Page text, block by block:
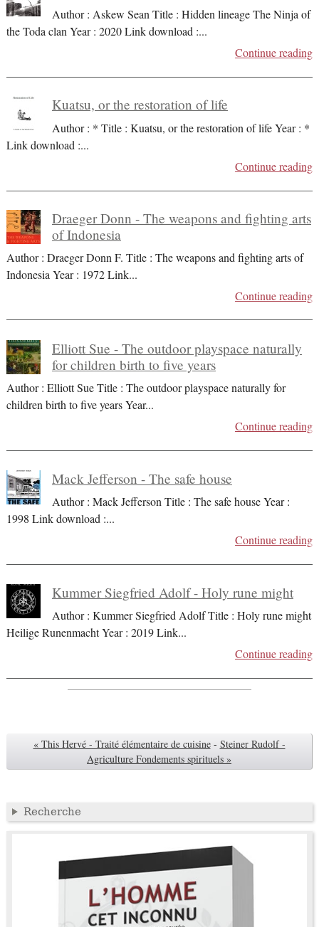
Author : Askew Sean Title : Hidden lineage The Ninja of
the Toda clan Year : 2020 Link download :...
Continue reading
Kuatsu, or the restoration of life
Author : * Title : Kuatsu, or the restoration of life Year : *
Link download :...
Continue reading
Draeger Donn - The weapons and fighting arts
of Indonesia
Author : Draeger Donn F. Title : The weapons and fighting arts of
Indonesia Year : 1972 Link...
Continue reading
Elliott Sue - The outdoor playspace naturally
for children birth to five years
Author : Elliott Sue Title : The outdoor playspace naturally for
children birth to five years Year...
Continue reading
Mack Jefferson - The safe house
Author : Mack Jefferson Title : The safe house Year :
1998 Link download :...
Continue reading
Kummer Siegfried Adolf - Holy rune might
Author : Kummer Siegfried Adolf Title : Holy rune might
Heilige Runenmacht Year : 2019 Link...
Continue reading
« This Hervé - Traité élémentaire de cuisine - Steiner Rudolf -
Agriculture Fondements spirituels »
Recherche